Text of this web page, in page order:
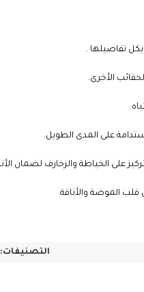
قلب الموضة والأناقة
التصنيفات: